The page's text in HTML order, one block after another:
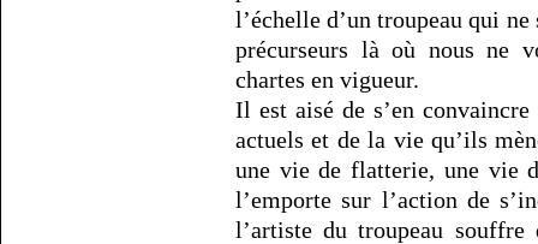
l’échelle d’un troupeau qui
précurseurs là où nous ne
chartes en vigueur.
Il est aisé de s’en
actuels et de la vie qu’ils
une vie de flatterie, une vie
l’emporte sur l’action de
l’artiste du troupeau